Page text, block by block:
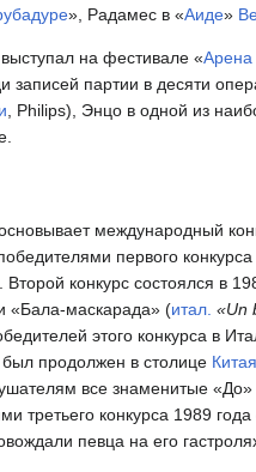
», Радамес в «Аиде»
на фестивале «Арена
записей партии в десяти
, Philips), Энцо в одной из
международный
первого
конкурс состоялся в
«Бала-маскарада» (итал. «Un
этого конкурса в
был продолжен в столице Китая
все знаменитые «До»
третьего конкурса 1989
певца на его